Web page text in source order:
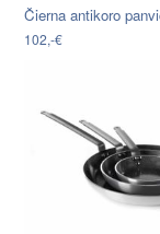
102,-€